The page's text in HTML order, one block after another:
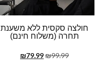
חולצה סקסית ללא משענת
תחרה (משלוח חינם)
₪99.99
₪79.99